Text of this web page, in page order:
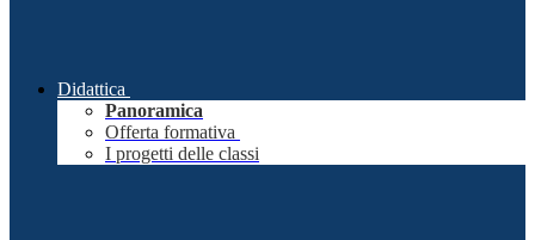
Didattica
Panoramica
Offerta formativa
I progetti delle classi